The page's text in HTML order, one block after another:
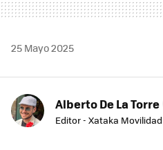
25 Mayo 2025
Alberto De La Torre
Editor - Xataka Movilidad